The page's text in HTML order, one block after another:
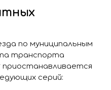
по муниципальным
транспорта
приостанавливается
серий: